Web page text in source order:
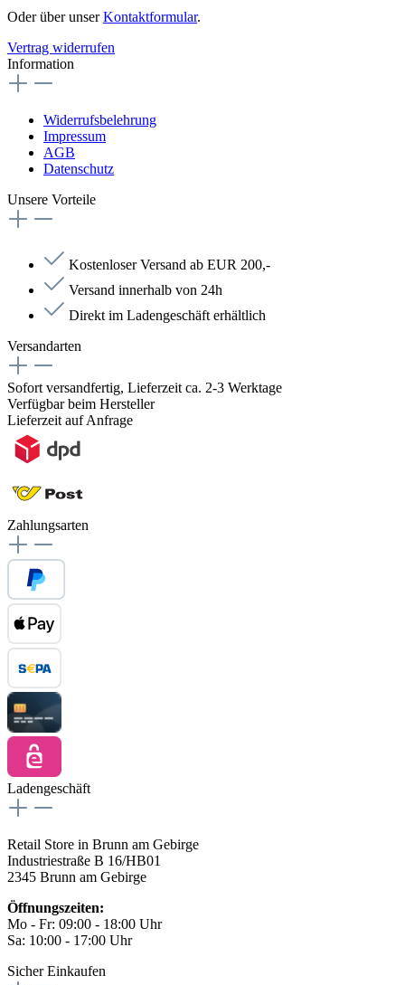
Oder über unserKontaktformular.
Vertrag widerrufen
Information
Widerrufsbelehrung
Impressum
AGB
Datenschutz
Unsere Vorteile
Kostenloser Versand ab EUR 200,-
Versand innerhalb von 24h
Direkt im Ladengeschäft erhältlich
Versandarten
Sofort versandfertig, Lieferzeit ca. 2-3 Werktage
Verfügbar beim Hersteller
Lieferzeit auf Anfrage
Zahlungsarten
Ladengeschäft
Retail Store in Brunn am Gebirge
Industriestraße B 16/HB01
2345 Brunn am Gebirge
Öffnungszeiten:
Mo - Fr: 09:00 - 18:00 Uhr
Sa: 10:00 - 17:00 Uhr
Sicher Einkaufen